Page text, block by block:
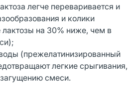
легче переваривается и
и колики
на 30% ниже, чем в
(прежелатинизированный
легкие срыгивания,
смеси.